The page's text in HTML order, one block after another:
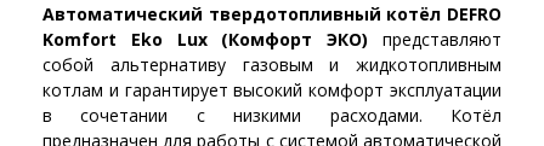
Автоматический твердотопливный котёл DEFRO
Komfort Eko Lux (Комфорт ЭКО) представляют
собой альтернативу газовым и жидкотопливным
котлам и гарантирует высокий комфорт эксплуатации
в сочетании с низкими расходами. Котёл
предназначен для работы с системой автоматической